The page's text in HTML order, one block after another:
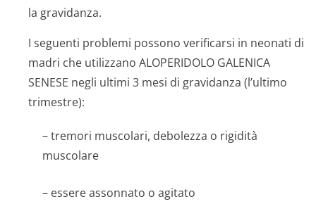
la gravidanza.
I seguenti problemi possono verificarsi in neonati di
madri che utilizzano ALOPERIDOLO GALENICA
SENESE negli ultimi 3 mesi di gravidanza (l’ultimo
trimestre):
– tremori muscolari, debolezza o rigidità
muscolare
– essere assonnato o agitato